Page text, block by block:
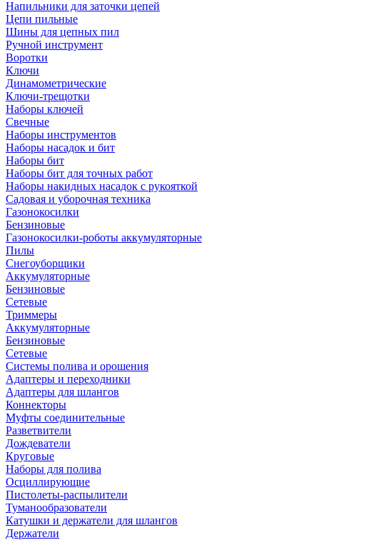
Напильники для заточки цепей
Цепи пильные
Шины для цепных пил
Ручной инструмент
Воротки
Ключи
Динамометрические
Ключи-трещотки
Наборы ключей
Свечные
Наборы инструментов
Наборы насадок и бит
Наборы бит
Наборы бит для точных работ
Наборы накидных насадок с рукояткой
Садовая и уборочная техника
Газонокосилки
Бензиновые
Газонокосилки-роботы аккумуляторные
Пилы
Снегоуборщики
Аккумуляторные
Бензиновые
Сетевые
Триммеры
Аккумуляторные
Бензиновые
Сетевые
Системы полива и орошения
Адаптеры и переходники
Адаптеры для шлангов
Коннекторы
Муфты соединительные
Разветвители
Дождеватели
Круговые
Наборы для полива
Осциллирующие
Пистолеты-распылители
Туманообразователи
Катушки и держатели для шлангов
Держатели